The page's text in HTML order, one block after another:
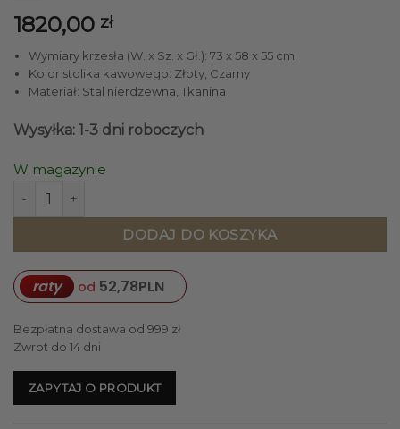
1820,00 zł
Wymiary krzesła (W. x Sz. x Gł.): 73 x 58 x 55 cm
Kolor stolika kawowego: Złoty, Czarny
Materiał: Stal nierdzewna, Tkanina
Wysyłka: 1-3 dni roboczych
W magazynie
ilość KRZESŁO ekskluzywne, złote nogi, czarne, aksamitne
DODAJ DO KOSZYKA
raty od 52,78PLN
Bezpłatna dostawa od 999 zł
Zwrot do 14 dni
ZAPYTAJ O PRODUKT